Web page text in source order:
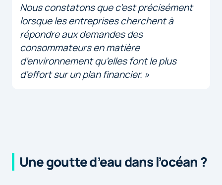
Nous constatons que c’est précisément
lorsque les entreprises cherchent à
répondre aux demandes des
consommateurs en matière
d’environnement qu’elles font le plus
d’effort sur un plan financier. »
Une goutte d’eau dans l’océan ?